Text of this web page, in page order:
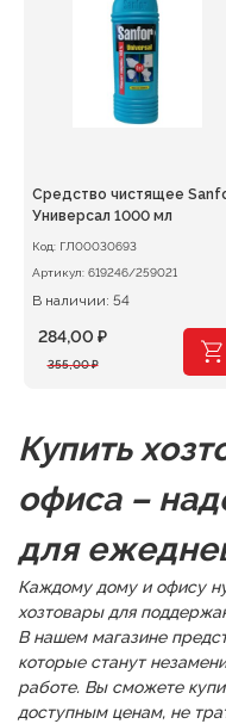
Средство чистящее
Универсал 1000 мл
Код: ГЛ00030693
Артикул: 619246/259021
В наличии: 54
355,00₽
Первоначальная
284,00 ₽
Текущая
Купить
офиса –
для
Каждому дому и офису
хозтовары для
В нашем магазине
которые станут
работе. Вы сможете
доступным ценам, не